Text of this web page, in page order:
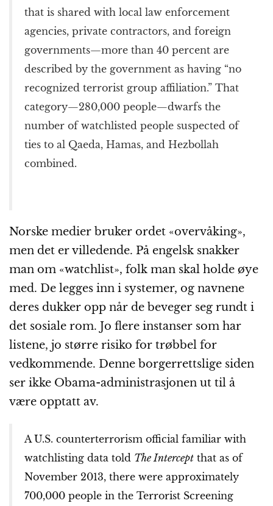
that is shared with local law enforcement
agencies, private contractors, and foreign
governments—more than 40 percent are
described by the government as having “no
recognized terrorist group affiliation.” That
category—280,000 people—dwarfs the
number of watchlisted people suspected of
ties to al Qaeda, Hamas, and Hezbollah
combined.
Norske medier bruker ordet «overvåking»,
men det er villedende. På engelsk snakker
man om «watchlist», folk man skal holde øye
med. De legges inn i systemer, og navnene
deres dukker opp når de beveger seg rundt i
det sosiale rom. Jo flere instanser som har
listene, jo større risiko for trøbbel for
vedkommende. Denne borgerrettslige siden
ser ikke Obama-administrasjonen ut til å
være opptatt av.
A U.S. counterterrorism official familiar with
watchlisting data told The Intercept that as of
November 2013, there were approximately
700,000 people in the Terrorist Screening